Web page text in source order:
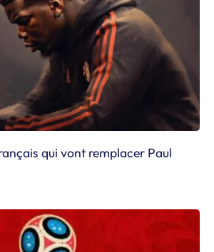
qui vont remplacer Paul